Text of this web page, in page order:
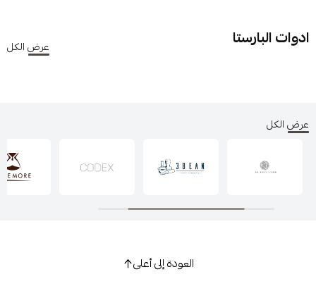
ادوات البارستا عرض الكل
عرض الكل
العودة إلى أعلى